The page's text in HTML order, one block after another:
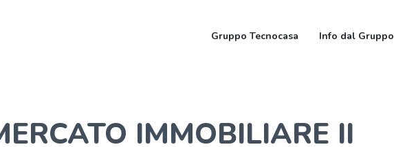
Gruppo Tecnocasa Info dal Gruppo
IMMOBILIARE II